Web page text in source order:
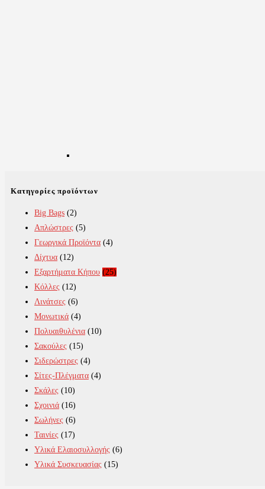
Κατηγορίες προϊόντων
Big Bags (2)
Απλώστρες (5)
Γεωργικά Προϊόντα (4)
Δίχτυα (12)
Εξαρτήματα Κήπου (25)
Κόλλες (12)
Λινάτσες (6)
Μονωτικά (4)
Πολυαιθυλένια (10)
Σακούλες (15)
Σιδερώστρες (4)
Σίτες-Πλέγματα (4)
Σκάλες (10)
Σχοινιά (16)
Σωλήνες (6)
Ταινίες (17)
Υλικά Ελαιοσυλλογής (6)
Υλικά Συσκευασίας (15)